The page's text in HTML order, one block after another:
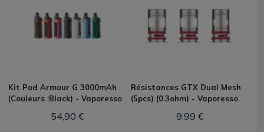
Kit Pod Armour G 3000mAh
(Couleurs :Black) - Vaporesso
54,90 €
Résistances GTX Dual Mesh
(5pcs) (0.3ohm) - Vaporesso
9,99 €